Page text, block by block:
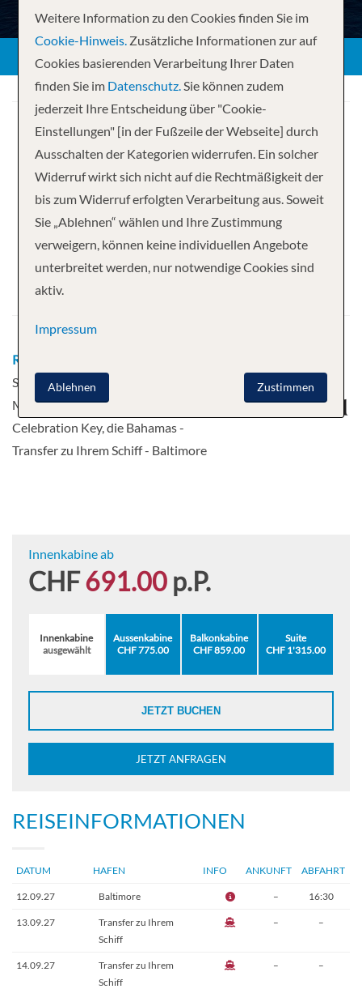
Ihre Kreuzfahrt
7 NächteCarnival Pride
Abfahrt
Route
Schiff - Transfer zu Ihrem Schiff - Half
Moon Cay - Nassau, Bahamas -
Celebration Key, die Bahamas -
Transfer zu Ihrem Schiff - Baltimore
Innenkabine ab
CHF691.00 p.P.
Innenkabine
ausgewählt
Aussenkabine
CHF 775.00
Balkonkabine
CHF 859.00
Suite
CHF 1'315.00
JETZT BUCHEN
JETZT ANFRAGEN
REISEINFORMATIONEN
DATUM HAFEN INFO ANKUNFT ABFAHRT
12.09.27 Baltimore – 16:30
13.09.27
Transfer zu Ihrem
Schiff
– –
14.09.27
Transfer zu Ihrem
Schiff
– –
Weitere Information zu den Cookies finden Sie im
Cookie-Hinweis. Zusätzliche Informationen zur auf
Cookies basierenden Verarbeitung Ihrer Daten
finden Sie im Datenschutz.Sie können zudem
jederzeit Ihre Entscheidung über "Cookie-
Einstellungen" [in der Fußzeile der Webseite] durch
Ausschalten der Kategorien widerrufen. Ein solcher
Widerruf wirkt sich nicht auf die Rechtmäßigkeit der
bis zum Widerruf erfolgten Verarbeitung aus. Soweit
Sie „Ablehnen“ wählen und Ihre Zustimmung
verweigern, können keine individuellen Angebote
unterbreitet werden, nur notwendige Cookies sind
aktiv.
Impressum
Zustimmen
Ablehnen